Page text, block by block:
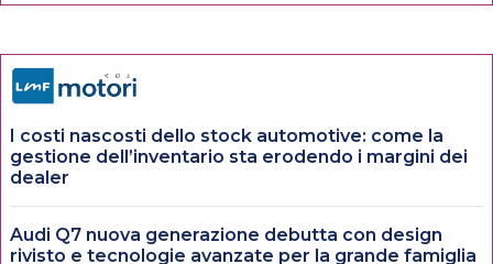
I costi nascosti dello stock automotive: come la
gestione dell’inventario sta erodendo i margini dei
dealer
Audi Q7 nuova generazione debutta con design
rivisto e tecnologie avanzate per la grande famiglia